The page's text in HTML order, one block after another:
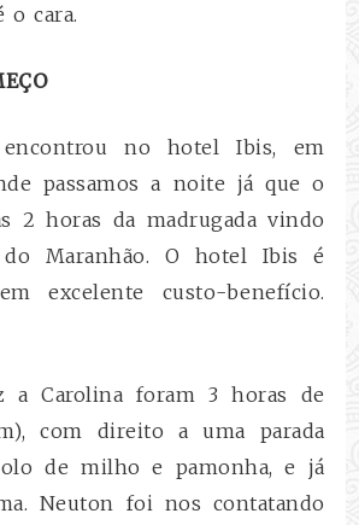
o cara.
no hotel Ibis, em
passamos a noite já que o
2 horas da madrugada vindo
Maranhão. O hotel Ibis é
excelente custo-benefício.
a Carolina foram 3 horas de
com direito a uma parada
de milho e pamonha, e já
Neuton foi nos contatando